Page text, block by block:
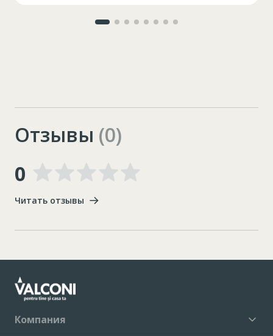
Отзывы (0)
0
Читать отзывы
Компания